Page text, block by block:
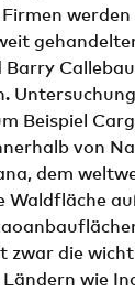
Beispiel
von
dem
Waldfläche
die
wie